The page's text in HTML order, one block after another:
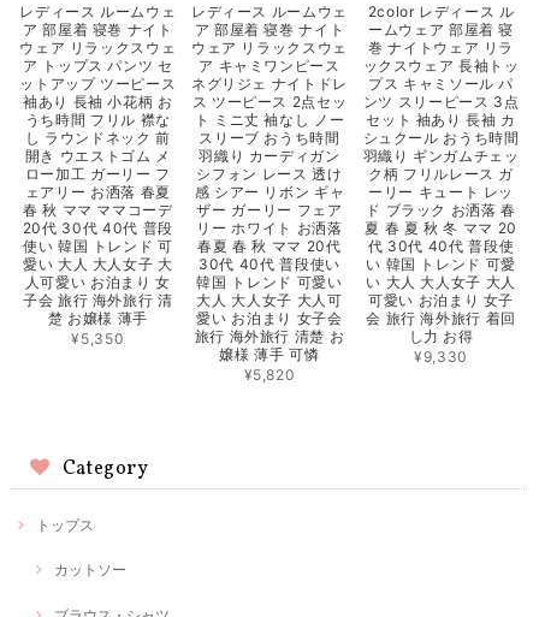
レディース ルームウェ
ア 部屋着 寝巻 ナイト
ウェア リラックスウェ
ア トップス パンツ セ
ットアップ ツーピース
袖あり 長袖 小花柄 お
うち時間 フリル 襟な
し ラウンドネック 前
開き ウエストゴム メ
ロー加工 ガーリー フ
ェアリー お洒落 春夏
春 秋 ママ ママコーデ
20代 30代 40代 普段
使い 韓国 トレンド 可
愛い 大人 大人女子 大
人可愛い お泊まり 女
子会 旅行 海外旅行 清
楚 お嬢様 薄手
¥5,350
レディース ルームウェ
ア 部屋着 寝巻 ナイト
ウェア リラックスウェ
ア キャミワンピース
ネグリジェ ナイトドレ
ス ツーピース 2点セッ
ト ミニ丈 袖なし ノー
スリーブ おうち時間
羽織り カーディガン
シフォン レース 透け
感 シアー リボン ギャ
ザー ガーリー フェア
リー ホワイト お洒落
春夏 春 秋 ママ 20代
30代 40代 普段使い
韓国 トレンド 可愛い
大人 大人女子 大人可
愛い お泊まり 女子会
旅行 海外旅行 清楚 お
嬢様 薄手 可憐
¥5,820
2color レディース ル
ームウェア 部屋着 寝
巻 ナイトウェア リラ
ックスウェア 長袖トッ
プス キャミソール パ
ンツ スリーピース 3点
セット 袖あり 長袖 カ
シュクール おうち時間
羽織り ギンガムチェッ
ク柄 フリルレース ガ
ーリー キュート レッ
ド ブラック お洒落 春
夏 春 夏 秋 冬 ママ 20
代 30代 40代 普段使
い 韓国 トレンド 可愛
い 大人 大人女子 大人
可愛い お泊まり 女子
会 旅行 海外旅行 着回
し力 お得
¥9,330
Category
トップス
カットソー